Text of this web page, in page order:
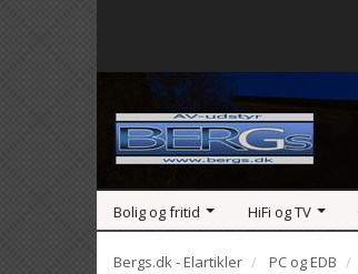
Bolig og fritid HiFi og TV
Bergs.dk - Elartikler PC og EDB